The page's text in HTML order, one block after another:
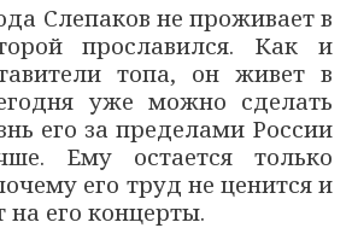
Слепаков не проживает в
прославился. Как и
топа, он живет в
уже можно сделать
его за пределами России
Ему остается только
его труд не ценится и
на его концерты.